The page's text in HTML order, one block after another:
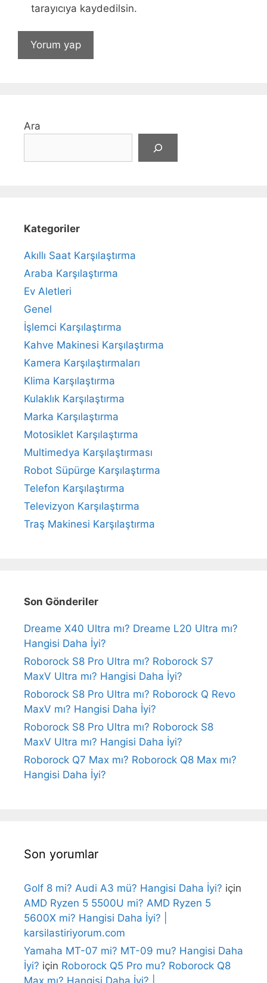
tarayıcıya kaydedilsin.
Ara
Kategoriler
Akıllı Saat Karşılaştırma
Araba Karşılaştırma
Ev Aletleri
Genel
İşlemci Karşılaştırma
Kahve Makinesi Karşılaştırma
Kamera Karşılaştırmaları
Klima Karşılaştırma
Kulaklık Karşılaştırma
Marka Karşılaştırma
Motosiklet Karşılaştırma
Multimedya Karşılaştırması
Robot Süpürge Karşılaştırma
Telefon Karşılaştırma
Televizyon Karşılaştırma
Traş Makinesi Karşılaştırma
Son Gönderiler
Dreame X40 Ultra mı? Dreame L20 Ultra mı?
Hangisi Daha İyi?
Roborock S8 Pro Ultra mı? Roborock S7
MaxV Ultra mı? Hangisi Daha İyi?
Roborock S8 Pro Ultra mı? Roborock Q Revo
MaxV mı? Hangisi Daha İyi?
Roborock S8 Pro Ultra mı? Roborock S8
MaxV Ultra mı? Hangisi Daha İyi?
Roborock Q7 Max mı? Roborock Q8 Max mı?
Hangisi Daha İyi?
Son yorumlar
Golf 8 mi? Audi A3 mü? Hangisi Daha İyi? için
AMD Ryzen 5 5500U mi? AMD Ryzen 5
5600X mi? Hangisi Daha İyi? |
karsilastiriyorum.com
Yamaha MT-07 mi? MT-09 mu? Hangisi Daha
İyi? için Roborock Q5 Pro mu? Roborock Q8